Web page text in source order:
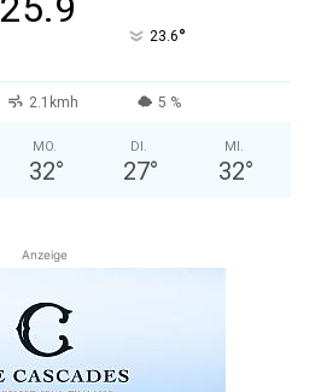
23.6°
2.1kmh 5 %
MO.
32°
DI.
27°
MI.
32°
Anzeige